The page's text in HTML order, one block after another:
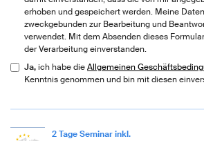
erhoben und gespeichert werden. Meine
zweckgebunden zur Bearbeitung und
verwendet. Mit dem Absenden dieses
der Verarbeitung einverstanden.
Ja,ich habe dieAllgemeinen
Kenntnis genommen und bin mit diesen
2 Tage Seminar inkl.